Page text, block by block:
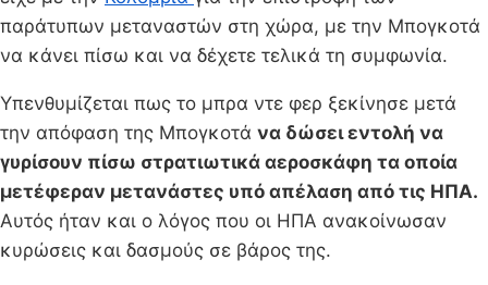
παράτυπων μεταναστών στη χώρα, με την Μπογκοτά
να κάνει πίσω και να δέχετε τελικά τη συμφωνία.
Υπενθυμίζεται πως το μπρα ντε φερ ξεκίνησε μετά
την απόφαση της Μπογκοτά να δώσει εντολή να
γυρίσουν πίσω στρατιωτικά αεροσκάφη τα οποία
μετέφεραν μετανάστες υπό απέλαση από τις ΗΠΑ.
Αυτός ήταν και ο λόγος που οι ΗΠΑ ανακοίνωσαν
κυρώσεις και δασμούς σε βάρος της.